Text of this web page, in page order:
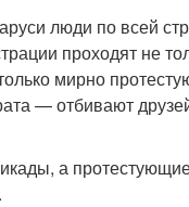
люди по всей
проходят не
мирно
— отбивают
а